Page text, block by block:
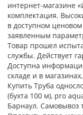
интернет-магазине
комплектация.
в доступном
заявленным
Товар прошел
службы. Действует
Доступна
складе и в
Купить Труба
(бухта 100 м), pro
Барнаул. Самовывоз